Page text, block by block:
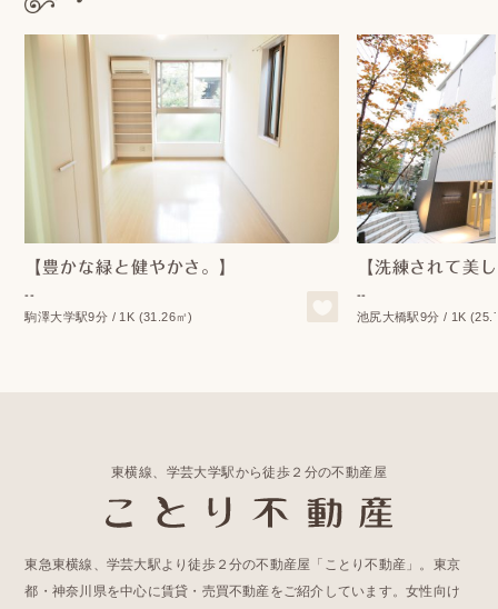
【豊かな緑と健やかさ。】
--
駒澤大学駅9分 / 1K (31.26㎡)
【洗練されて美
--
池尻大橋駅9分 / 1K
東横線、学芸大学駅から徒歩２分の不動産屋
東急東横線、学芸大駅より徒歩２分の不動産屋「ことり不動産」。東京
都・神奈川県を中心に賃貸・売買不動産をご紹介しています。女性向け